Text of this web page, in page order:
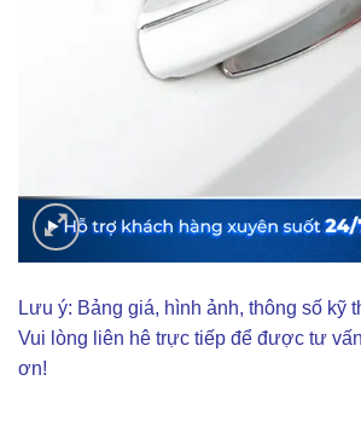
Lưu ý: Bảng giá, hình ảnh, thông số kỹ
Vui lòng liên hê trực tiếp để được tư
ơn!